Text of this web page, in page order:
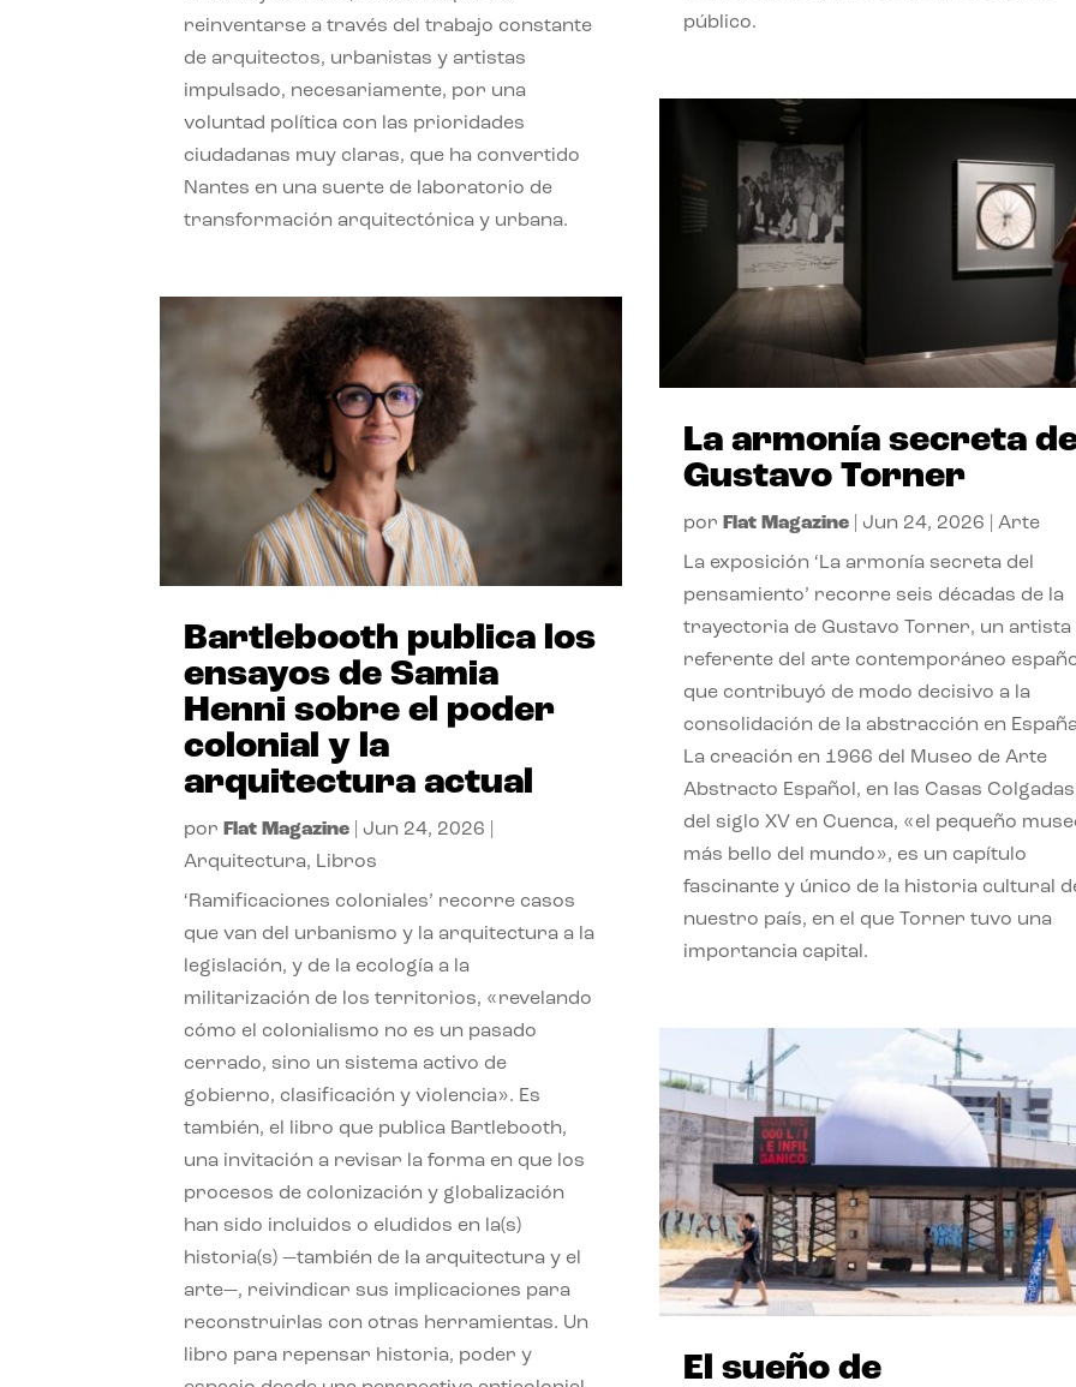
reinventarse a través del trabajo constante
de arquitectos, urbanistas y artistas
impulsado, necesariamente, por una
voluntad política con las prioridades
ciudadanas muy claras, que ha convertido
Nantes en una suerte de laboratorio de
transformación arquitectónica y urbana.
Bartlebooth publica los
ensayos de Samia
Henni sobre el poder
colonial y la
arquitectura actual
por Flat Magazine Jun 24, 2026
Arquitectura, Libros
‘Ramificaciones coloniales’ recorre casos
que van del urbanismo y la arquitectura a la
legislación, y de la ecología a la
militarización de los territorios, «revelando
cómo el colonialismo no es un pasado
cerrado, sino un sistema activo de
gobierno, clasificación y violencia». Es
también, el libro que publica Bartlebooth,
una invitación a revisar la forma en que los
procesos de colonización y globalización
han sido incluidos o eludidos en la(s)
historia(s) —también de la arquitectura y el
arte—, reivindicar sus implicaciones para
reconstruirlas con otras herramientas. Un
libro para repensar historia, poder y
público.
La armonía secreta
Gustavo Torner
por Flat Magazine| Jun 24, 2026 Arte
La exposición ‘La armonía secreta del
pensamiento’ recorre seis décadas de la
trayectoria de Gustavo Torner, un artista
referente del arte contemporáneo
que contribuyó de modo decisivo a la
consolidación de la abstracción en
La creación en 1966 del Museo de Arte
Abstracto Español, en las Casas Colgadas
del siglo XV en Cuenca, «el pequeño
más bello del mundo», es un capítulo
fascinante y único de la historia cultural
nuestro país, en el que Torner tuvo una
importancia capital.
El sueño de